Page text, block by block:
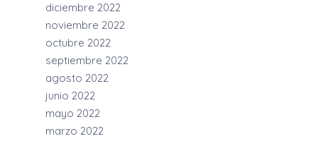
diciembre 2022
noviembre 2022
octubre 2022
septiembre 2022
agosto 2022
junio 2022
mayo 2022
marzo 2022